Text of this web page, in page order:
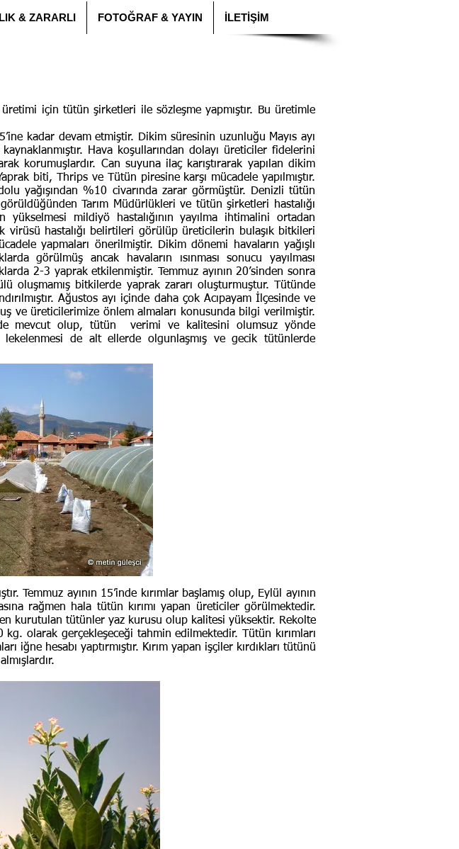
& ZARARLI FOTOĞRAF & YAYIN İLETİŞİM
için tütün şirketleri ile sözleşme yapmıştır. Bu üretimle
kadar devam etmiştir. Dikim süresinin uzunluğu Mayıs ayı
Hava koşullarından dolayı üreticiler fidelerini
korumuşlardır. Can suyuna ilaç karıştırarak yapılan dikim
biti, Thrips ve Tütün piresine karşı mücadele yapılmıştır.
yağışından %10 civarında zarar görmüştür. Denizli tütün
Tarım Müdürlükleri ve tütün şirketleri hastalığı
yükselmesi mildiyö hastalığının yayılma ihtimalini ortadan
virüsü hastalığı belirtileri görülüp üreticilerin bulaşık bitkileri
yapmaları önerilmiştir. Dikim dönemi havaların yağışlı
görülmüş ancak havaların ısınması sonucu yayılması
2-3 yaprak etkilenmiştir. Temmuz ayının 20’sinden sonra
oluşmamış bitkilerde yaprak zararı oluşturmuştur. Tütünde
Ağustos ayı içinde daha çok Acıpayam İlçesinde ve
ve üreticilerimize önlem almaları konusunda bilgi verilmiştir.
mevcut olup, tütün verimi ve kalitesini olumsuz yönde
de alt ellerde olgunlaşmış ve gecik tütünlerde
Temmuz ayının 15’inde kırımlar başlamış olup, Eylül ayının
rağmen hala tütün kırımı yapan üreticiler görülmektedir.
kurutulan tütünler yaz kurusu olup kalitesi yüksektir. Rekolte
olarak gerçekleşeceği tahmin edilmektedir. Tütün kırımları
iğne hesabı yaptırmıştır. Kırım yapan işçiler kırdıkları tütünü